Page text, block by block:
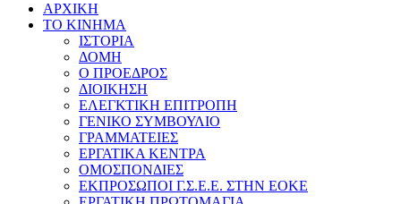
ΑΡΧΙΚΗ
ΤΟ ΚΙΝΗΜΑ
ΙΣΤΟΡΙΑ
ΔΟΜΗ
Ο ΠΡΟΕΔΡΟΣ
ΔΙΟΙΚΗΣΗ
ΕΛΕΓΚΤΙΚΗ ΕΠΙΤΡΟΠΗ
ΓΕΝΙΚΟ ΣΥΜΒΟΥΛΙΟ
ΓΡΑΜΜΑΤΕΙΕΣ
ΕΡΓΑΤΙΚΑ ΚΕΝΤΡΑ
ΟΜΟΣΠΟΝΔΙΕΣ
ΕΚΠΡΟΣΩΠΟΙ Γ.Σ.Ε.Ε. ΣΤΗΝ ΕΟΚΕ